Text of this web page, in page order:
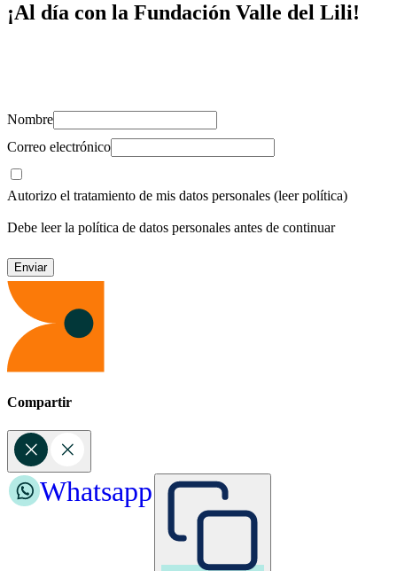
¡Al día con la Fundación Valle del Lili!
Nombre
Correo electrónico
Autorizo el tratamiento de mis datos personales (leer política)
Debe leer la política de datos personales antes de continuar
Compartir
Whatsapp